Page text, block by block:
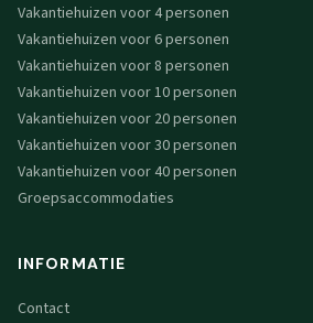
Vakantiehuizen voor 4 personen
Vakantiehuizen voor 6 personen
Vakantiehuizen voor 8 personen
Vakantiehuizen voor 10 personen
Vakantiehuizen voor 20 personen
Vakantiehuizen voor 30 personen
Vakantiehuizen voor 40 personen
Groepsaccommodaties
INFORMATIE
Contact